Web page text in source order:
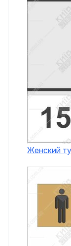
Женский